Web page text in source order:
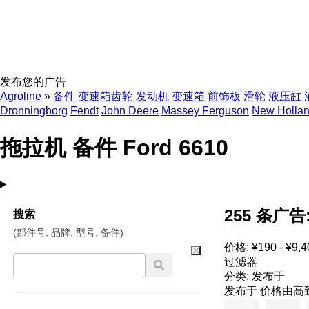
发布您的广告
Agroline » 备件 变速箱齿轮 发动机 变速箱 前饰板 滑轮 液压缸
Dronningborg Fendt John Deere Massey Ferguson New
拖拉机 备件 Ford 6610
搜索
(部件号, 品牌, 型号, 备件)
255 条广
价格: ¥190 -
过滤器
分类: 发布于
发布于 价格由高